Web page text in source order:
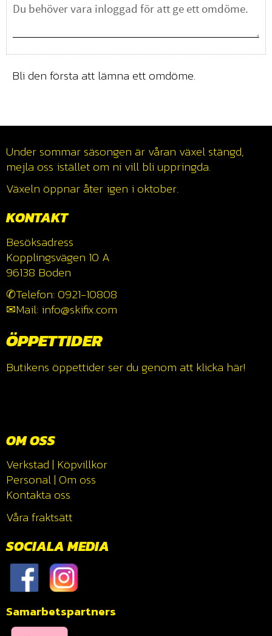
Bli den första att lämna ett omdöme.
Under sommar säsongen är våran växel stängd,
mejla oss istället om ni vill bli uppringda.
Växeln öppnar åter igen i oktober.
KONTAKT
Besöksadress
Kopplingsvägen 10 A
96138 Boden
✆Telefon: 0921-10808
✉Mail: info@skifix.com
ÖPPETTIDER
Butikens öppettider ser du genom att klicka här!
OM OSS
Verkstad | Köpvillkor
Personal| Om oss
Kontakta oss
Våra fraktsätt
SOCIALA MEDIA
Samarbetspartners